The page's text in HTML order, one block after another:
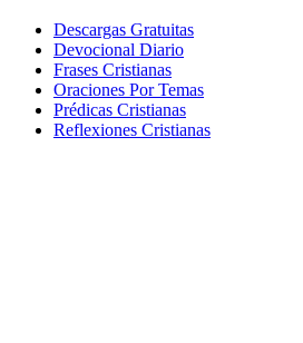
Descargas Gratuitas
Devocional Diario
Frases Cristianas
Oraciones Por Temas
Prédicas Cristianas
Reflexiones Cristianas